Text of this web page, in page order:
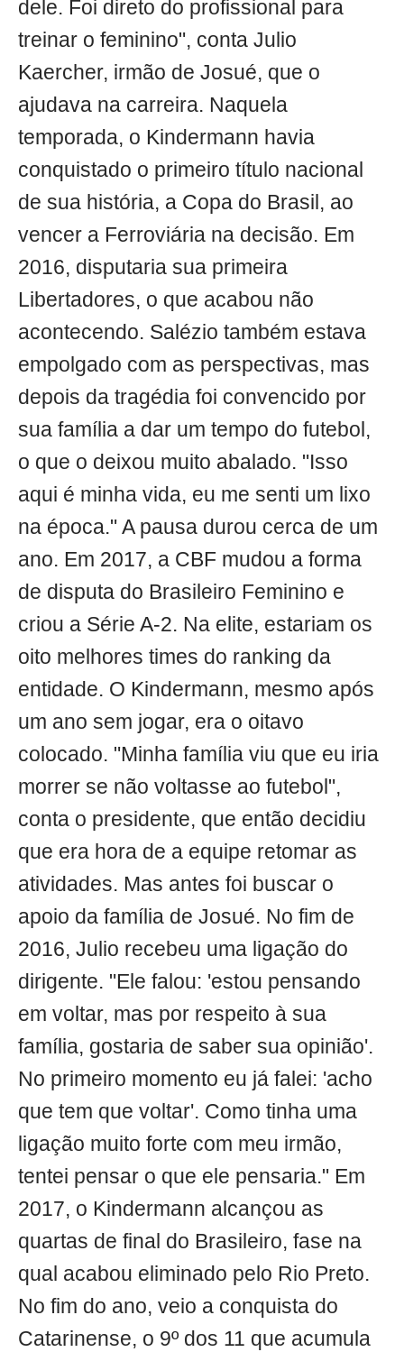
dele. Foi direto do profissional para
treinar o feminino", conta Julio
Kaercher, irmão de Josué, que o
ajudava na carreira. Naquela
temporada, o Kindermann havia
conquistado o primeiro título nacional
de sua história, a Copa do Brasil, ao
vencer a Ferroviária na decisão. Em
2016, disputaria sua primeira
Libertadores, o que acabou não
acontecendo. Salézio também estava
empolgado com as perspectivas, mas
depois da tragédia foi convencido por
sua família a dar um tempo do futebol,
o que o deixou muito abalado. "Isso
aqui é minha vida, eu me senti um lixo
na época." A pausa durou cerca de um
ano. Em 2017, a CBF mudou a forma
de disputa do Brasileiro Feminino e
criou a Série A-2. Na elite, estariam os
oito melhores times do ranking da
entidade. O Kindermann, mesmo após
um ano sem jogar, era o oitavo
colocado. "Minha família viu que eu iria
morrer se não voltasse ao futebol",
conta o presidente, que então decidiu
que era hora de a equipe retomar as
atividades. Mas antes foi buscar o
apoio da família de Josué. No fim de
2016, Julio recebeu uma ligação do
dirigente. "Ele falou: 'estou pensando
em voltar, mas por respeito à sua
família, gostaria de saber sua opinião'.
No primeiro momento eu já falei: 'acho
que tem que voltar'. Como tinha uma
ligação muito forte com meu irmão,
tentei pensar o que ele pensaria." Em
2017, o Kindermann alcançou as
quartas de final do Brasileiro, fase na
qual acabou eliminado pelo Rio Preto.
No fim do ano, veio a conquista do
Catarinense, o 9º dos 11 que acumula